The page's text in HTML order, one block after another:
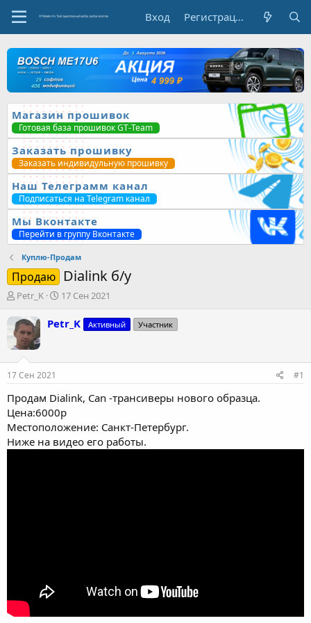
Вход Регистрация
Магазин прошивок
Готовая база прошивок GT-Team
Заказать прошивку
Заказать индивидульную прошивку
Наш Телеграмм канал
Подписаться на Telegram канал
Мы Вконтакте
Перейти в группу Вконтакте
Куплю-Продам
Продаю Dialink б/у
А
т
о
р
е
м
ы
Petr_K
Д
т
л
17 Сен 2021
Petr_K Активный Участник
17 Сен 2021 #1
Продам Dialink, Can -трансиверы нового образца.
Цена:6000р
Местоположение: Санкт-Петербург.
Ниже на видео его работы.